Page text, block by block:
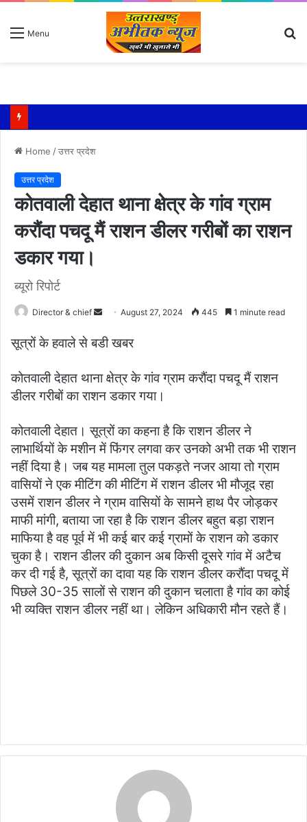
Menu
Home /उत्तर प्रदेश
उत्तर प्रदेश
कोतवाली देहात थाना क्षेत्र के गांव ग्राम
करौंदा पचदू मैं राशन डीलर गरीबों का राशन
डकार गया।
ब्यूरो रिपोर्ट
Director & chief
Send
email
August 27, 2024 445 1 minute read
सूत्रों के हवाले से बडी खबर
कोतवाली देहात थाना क्षेत्र के गांव ग्राम करौंदा पचदू मैं राशन
डीलर गरीबों का राशन डकार गया।
कोतवाली देहात। सूत्रों का कहना है कि राशन डीलर ने
लाभार्थियों के मशीन में फिंगर लगवा कर उनको अभी तक भी राशन
नहीं दिया है। जब यह मामला तुल पकड़ते नजर आया तो ग्राम
वासियों ने एक मीटिंग की मीटिंग में राशन डीलर भी मौजूद रहा
उसमें राशन डीलर ने ग्राम वासियों के सामने हाथ पैर जोड़कर
माफी मांगी, बताया जा रहा है कि राशन डीलर बहुत बड़ा राशन
माफिया है वह पूर्व में भी कई बार कई ग्रामों के राशन को डकार
चुका है। राशन डीलर की दुकान अब किसी दूसरे गांव में अटैच
कर दी गई है, सूत्रों का दावा यह कि राशन डीलर करौंदा पचदू में
पिछले 30-35 सालों से राशन की दुकान चलाता है गांव का कोई
भी व्यक्ति राशन डीलर नहीं था। लेकिन अधिकारी मौन रहते हैं।